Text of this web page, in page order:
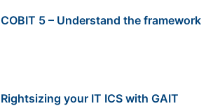
COBIT 5 – Understand the framework
Rightsizing your IT ICS with GAIT